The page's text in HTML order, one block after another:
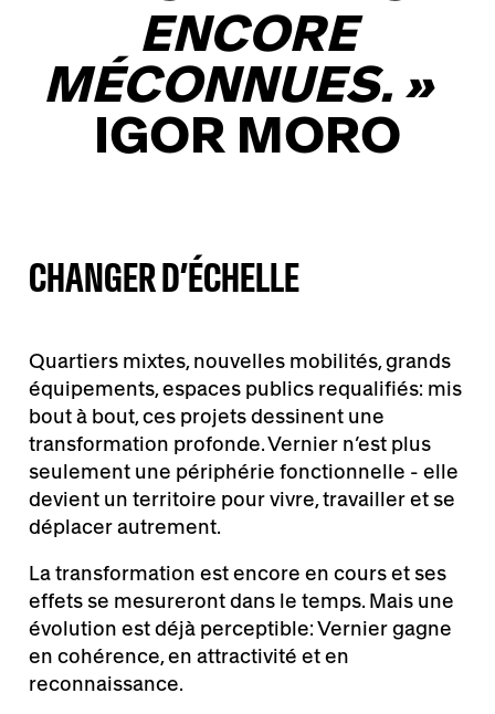
ENCORE
MÉCONNUES. »
IGOR MORO
CHANGER D’ÉCHELLE
Quartiers mixtes, nouvelles mobilités, grands
équipements, espaces publics requalifiés: mis
bout à bout, ces projets dessinent une
transformation profonde. Vernier n’est plus
seulement une périphérie fonctionnelle - elle
devient un territoire pour vivre, travailler et se
déplacer autrement.
La transformation est encore en cours et ses
effets se mesureront dans le temps. Mais une
évolution est déjà perceptible: Vernier gagne
en cohérence, en attractivité et en
reconnaissance.